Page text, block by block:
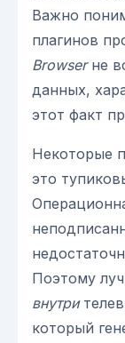
Важно
плагинов
Browserне
данных,
этот факт
Некоторые
это
Поэтому
внутри
который